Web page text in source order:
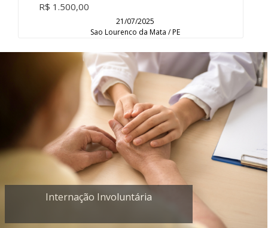
R$ 1.500,00
21/07/2025
Sao Lourenco da Mata / PE
Internação Involuntária